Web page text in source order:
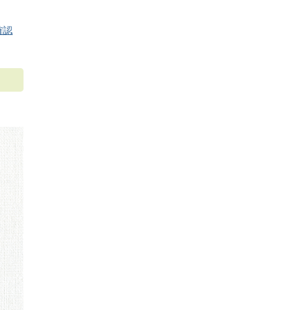
認